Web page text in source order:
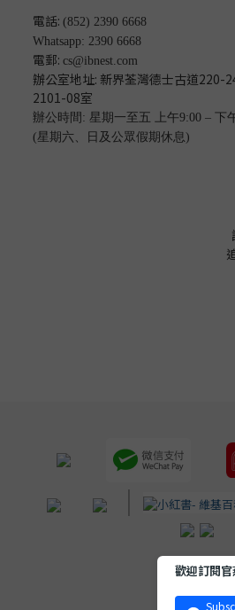
電話: (852) 2390 6668
Whatsapp: 2390 6668
電郵: cs@ibnest.com
辦公室地址: 新界荃灣德士古道220-
2101-08室
辦公時間: 星期一至五 上午9:00 – 下
(星期六、日及公眾假期休息)
|